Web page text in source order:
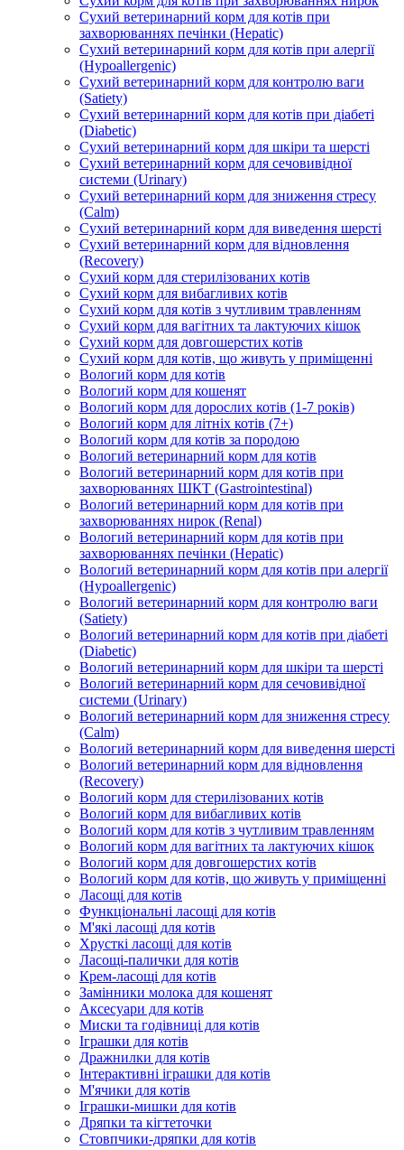
Сухий ветеринарний корм для котів при
захворюваннях печінки (Hepatic)
Сухий ветеринарний корм для котів при алергії
(Hypoallergenic)
Сухий ветеринарний корм для контролю ваги
(Satiety)
Сухий ветеринарний корм для котів при діабеті
(Diabetic)
Сухий ветеринарний корм для шкіри та шерсті
Сухий ветеринарний корм для сечовивідної
системи (Urinary)
Сухий ветеринарний корм для зниження стресу
(Calm)
Сухий ветеринарний корм для виведення шерсті
Сухий ветеринарний корм для відновлення
(Recovery)
Сухий корм для стерилізованих котів
Сухий корм для вибагливих котів
Сухий корм для котів з чутливим травленням
Сухий корм для вагітних та лактуючих кішок
Сухий корм для довгошерстих котів
Сухий корм для котів, що живуть у приміщенні
Вологий корм для котів
Вологий корм для кошенят
Вологий корм для дорослих котів (1-7 років)
Вологий корм для літніх котів (7+)
Вологий корм для котів за породою
Вологий ветеринарний корм для котів
Вологий ветеринарний корм для котів при
захворюваннях ШКТ (Gastrointestinal)
Вологий ветеринарний корм для котів при
захворюваннях нирок (Renal)
Вологий ветеринарний корм для котів при
захворюваннях печінки (Hepatic)
Вологий ветеринарний корм для котів при алергії
(Hypoallergenic)
Вологий ветеринарний корм для контролю ваги
(Satiety)
Вологий ветеринарний корм для котів при діабеті
(Diabetic)
Вологий ветеринарний корм для шкіри та шерсті
Вологий ветеринарний корм для сечовивідної
системи (Urinary)
Вологий ветеринарний корм для зниження стресу
(Calm)
Вологий ветеринарний корм для виведення шерсті
Вологий ветеринарний корм для відновлення
(Recovery)
Вологий корм для стерилізованих котів
Вологий корм для вибагливих котів
Вологий корм для котів з чутливим травленням
Вологий корм для вагітних та лактуючих кішок
Вологий корм для довгошерстих котів
Вологий корм для котів, що живуть у приміщенні
Ласощі для котів
Функціональні ласощі для котів
М'які ласощі для котів
Хрусткі ласощі для котів
Ласощі-палички для котів
Крем-ласощі для котів
Замінники молока для кошенят
Аксесуари для котів
Миски та годівниці для котів
Іграшки для котів
Дражнилки для котів
Інтерактивні іграшки для котів
М'ячики для котів
Іграшки-мишки для котів
Дряпки та кігтеточки
Стовпчики-дряпки для котів